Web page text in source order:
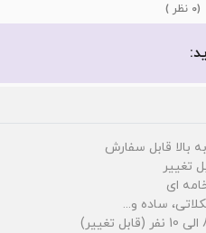
(0 نظر )
تغییر
ای
ساده و...